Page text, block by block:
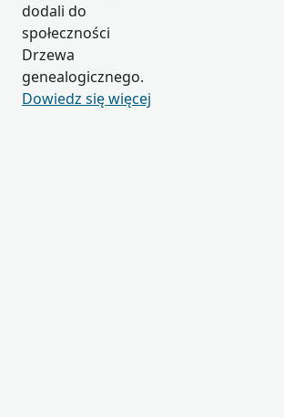
dodali do
społeczności
Drzewa
genealogicznego.
Dowiedz się więcej